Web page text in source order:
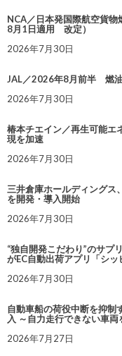
NCA／日本発国際航空貨
8月1日適用 改定）
2026年7月30日
JAL／2026年8月前半 燃
2026年7月30日
椿本チエイン／再生可能エ
現を加速
2026年7月30日
三井倉庫ホールディングス
を開発・導入開始
2026年7月30日
“独自開発こだわり”のサプ
がEC自動出荷アプリ「シッ
2026年7月30日
自動車船の荷役中断を抑制
入 ～自力走行できない車
2026年7月27日